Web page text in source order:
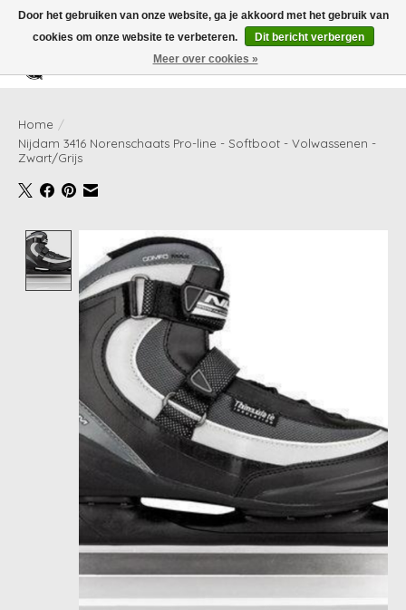
Verlanglijst
Home /
Nijdam 3416 Norenschaats Pro-line - Softboot - Volwassenen -
Zwart/Grijs
Product image slideshow Items
Door het gebruiken van onze website, ga je akkoord met het gebruik van
cookies om onze website te verbeteren.
Dit bericht verbergen
Meer over cookies »